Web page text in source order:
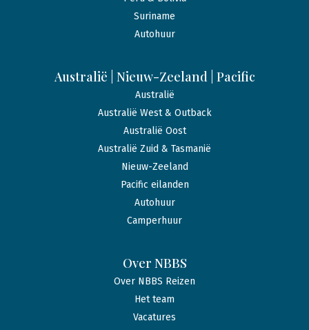
Suriname
Autohuur
Australië | Nieuw-Zeeland | Pacific
Australië
Australië West & Outback
Australië Oost
Australië Zuid & Tasmanië
Nieuw-Zeeland
Pacific eilanden
Autohuur
Camperhuur
Over NBBS
Over NBBS Reizen
Het team
Vacatures